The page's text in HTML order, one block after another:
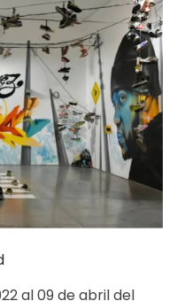
al 09 de abril del